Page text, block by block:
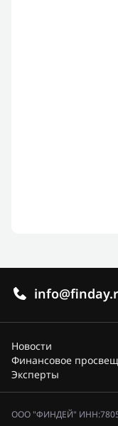
Новости
Финансовое
Эксперты
ООО "ФИНДЕЙ"